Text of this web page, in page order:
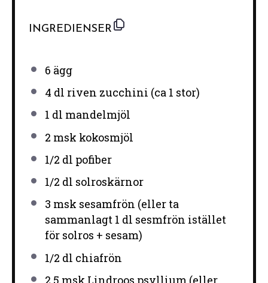
INGREDIENSER
6 ägg
4 dl riven zucchini (ca 1 stor)
1 dl mandelmjöl
2 msk kokosmjöl
1/2 dl pofiber
1/2 dl solroskärnor
3 msk sesamfrön (eller ta
sammanlagt 1 dl sesmfrön istället
för solros + sesam)
1/2 dl chiafrön
2 ,5 msk Lindroos psyllium (eller